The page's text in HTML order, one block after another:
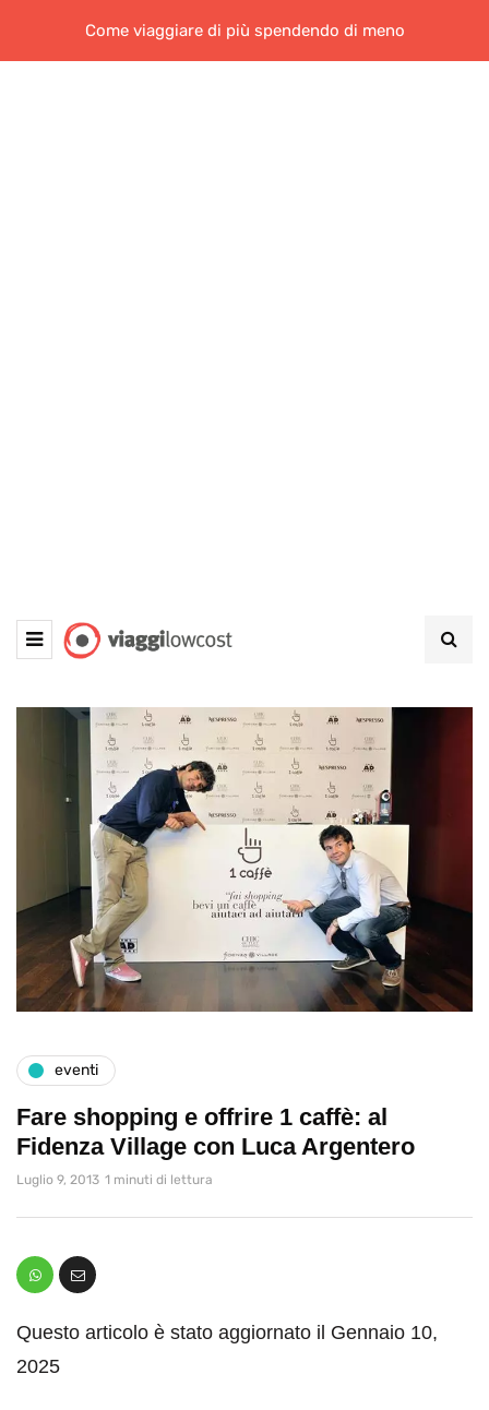
Come viaggiare di più spendendo di meno
eventi
Fare shopping e offrire 1 caffè: al
Fidenza Village con Luca Argentero
Luglio 9, 2013 1 minuti di lettura
Questo articolo è stato aggiornato il Gennaio 10,
2025